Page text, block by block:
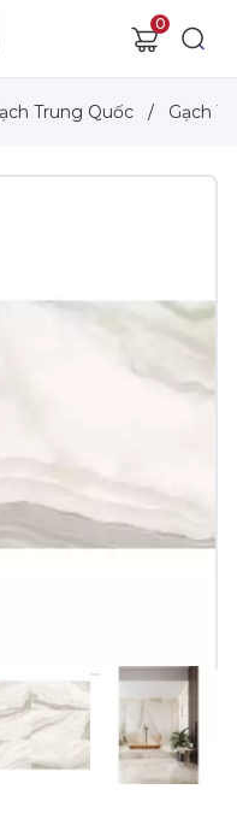
0
Trung Quốc / Gạch